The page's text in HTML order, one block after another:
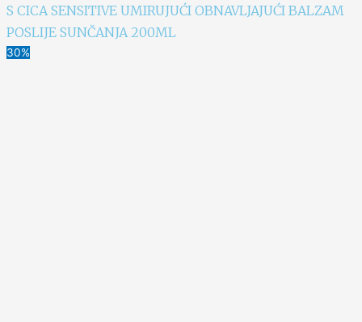
S CICA SENSITIVE UMIRUJUĆI OBNAVLJAJUĆI BALZAM
POSLIJE SUNČANJA 200ML
30%